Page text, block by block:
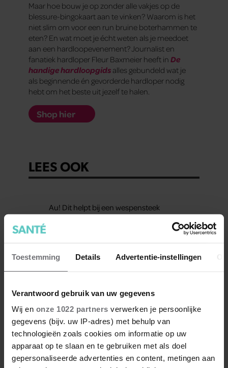
Toestemming Details Advertentie-instellingen
Verantwoord gebruik van uw gegevens
Wij en onze 1022 partners verwerken je persoonlijke
gegevens (bijv. uw IP-adres) met behulp van
technologieën zoals cookies om informatie op uw
apparaat op te slaan en te gebruiken met als doel
gepersonaliseerde advertenties en content, metingen aan
Maar hoe bouw je op zonder alle vakjes op de
blessure-bingokaart aan te vinken? Waarom is het
niet slim om voor een run bruine boterhammen te
eten? En wat moet je écht weten als je meedoet
aan een hardloopevenement? Journalist en
fanatiek hardloper Fleur Baxmeier heeft in De
handige hardloopgids alles gebundeld wat je
als beginnende én gevorderde hardloper nodig
hebt om het beste uit jezelf te halen.
Shop hier
LEES OOK
Au! Dit helpt bij een wespensteek
Dít is waarom traplopen zo zwaar voelt
(spoiler: het ligt niet aan je conditie)
Hoe ongezond zijn ijsjes?
Waarom je voeten op warme dagen
opzwellen (en wat je eraan kunt doen)